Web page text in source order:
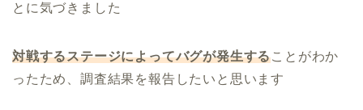
とに気づきました
対戦するステージによってバグが発生することがわか
ったため、調査結果を報告したいと思います